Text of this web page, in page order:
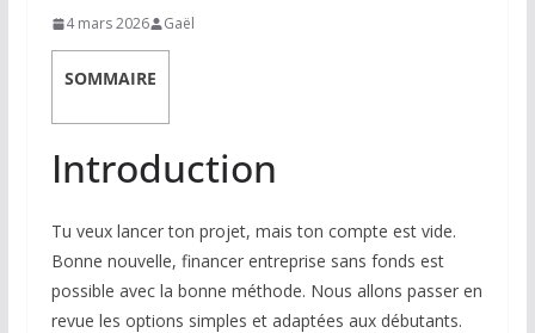
4 mars 2026 Gaël
SOMMAIRE
Introduction
Tu veux lancer ton projet, mais ton compte est vide.
Bonne nouvelle, financer entreprise sans fonds est
possible avec la bonne méthode. Nous allons passer en
revue les options simples et adaptées aux débutants.